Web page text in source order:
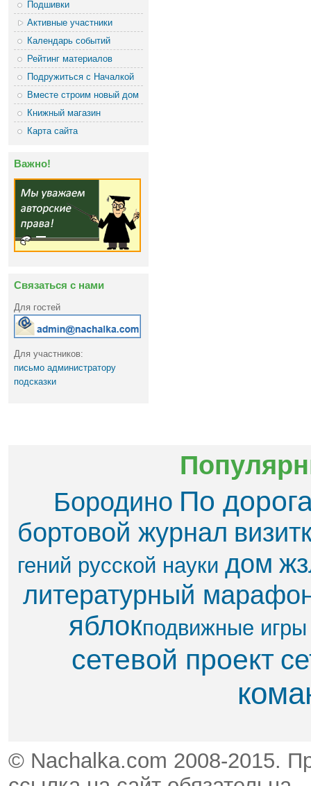
Подшивки
Активные участники
Календарь событий
Рейтинг материалов
Подружиться с Началкой
Вместе строим новый дом
Книжный магазин
Карта сайта
Важно!
Связаться с нами
Для гостей
Для участников:
письмо администратору
подсказки
Бородино По
бортовой журнал
гений русской науки дом
литературный
яблок​подвижные игры
сетевой проект
© Nachalka.com 2008-2015.